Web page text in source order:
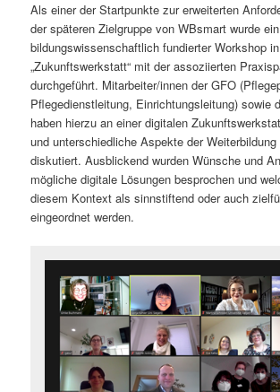
Als einer der Startpunkte zur erweiterten
der späteren Zielgruppe von WBsmart wurde ein
bildungswissenschaftlich fundierter Workshop
„Zukunftswerkstatt“ mit der assoziierten
durchgeführt. Mitarbeiter/innen der GFO
Pflegedienstleitung, Einrichtungsleitung) sowie
haben hierzu an einer digitalen
und unterschiedliche Aspekte der
diskutiert. Ausblickend wurden Wünsche und
mögliche digitale Lösungen besprochen und
diesem Kontext als sinnstiftend oder auch
eingeordnet werden.